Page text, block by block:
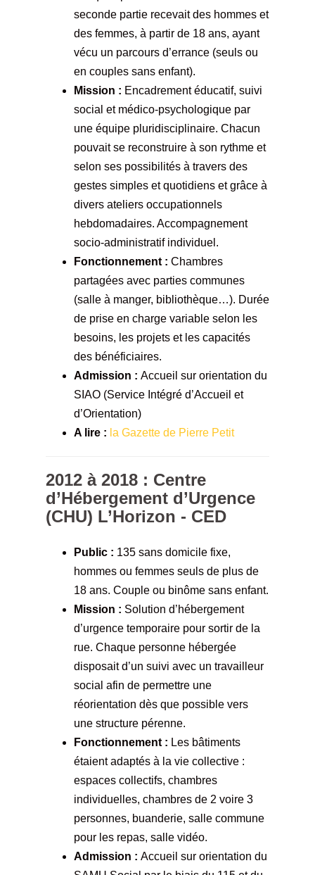
seconde partie recevait des hommes et
des femmes, à partir de 18 ans, ayant
vécu un parcours d’errance (seuls ou
en couples sans enfant).
Mission : Encadrement éducatif, suivi
social et médico-psychologique par
une équipe pluridisciplinaire. Chacun
pouvait se reconstruire à son rythme et
selon ses possibilités à travers des
gestes simples et quotidiens et grâce à
divers ateliers occupationnels
hebdomadaires. Accompagnement
socio-administratif individuel.
Fonctionnement : Chambres
partagées avec parties communes
(salle à manger, bibliothèque…). Durée
de prise en charge variable selon les
besoins, les projets et les capacités
des bénéficiaires.
Admission : Accueil sur orientation du
SIAO (Service Intégré d’Accueil et
d’Orientation)
A lire : la Gazette de Pierre Petit
2012 à 2018 : Centre
d’Hébergement d’Urgence
(CHU) L’Horizon - CED
Public : 135 sans domicile fixe,
hommes ou femmes seuls de plus de
18 ans. Couple ou binôme sans enfant.
Mission : Solution d’hébergement
d’urgence temporaire pour sortir de la
rue. Chaque personne hébergée
disposait d’un suivi avec un travailleur
social afin de permettre une
réorientation dès que possible vers
une structure pérenne.
Fonctionnement : Les bâtiments
étaient adaptés à la vie collective :
espaces collectifs, chambres
individuelles, chambres de 2 voire 3
personnes, buanderie, salle commune
pour les repas, salle vidéo.
Admission : Accueil sur orientation du